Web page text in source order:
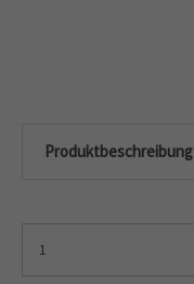
Produktbeschreibung